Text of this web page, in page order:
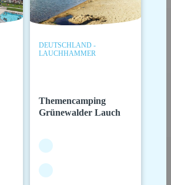
DEUTSCHLAND -
LAUCHHAMMER
Themencamping
Grünewalder Lauch